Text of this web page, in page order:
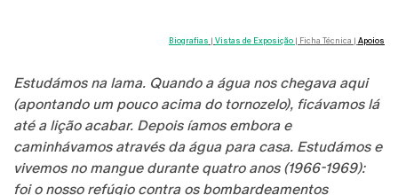
Biografias | Vistas de Exposição | Ficha Técnica | Apoios
Estudámos na lama. Quando a água nos chegava aqui
(apontando um pouco acima do tornozelo), ficávamos lá
até a lição acabar. Depois íamos embora e
caminhávamos através da água para casa. Estudámos e
vivemos no mangue durante quatro anos (1966-1969):
foi o nosso refúgio contra os bombardeamentos